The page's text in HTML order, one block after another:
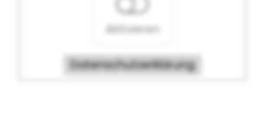
Aktivieren
Datenschutzerklärung